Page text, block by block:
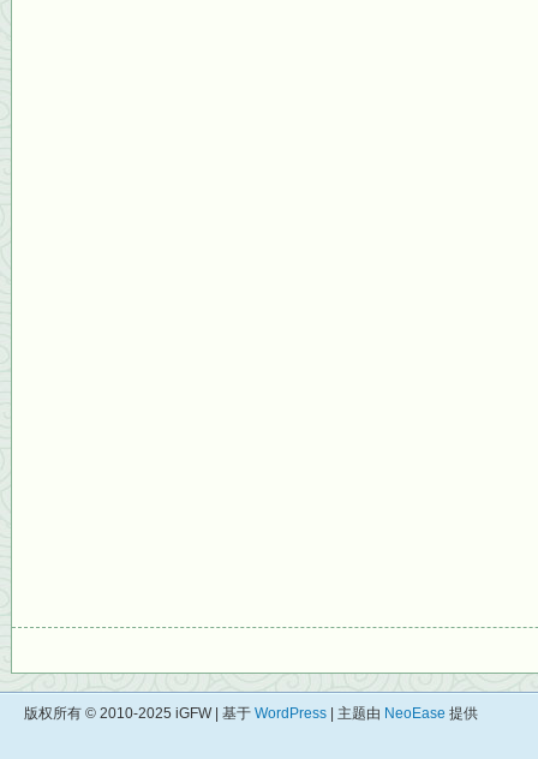
版权所有 © 2010-2025 iGFW | 基于 WordPress | 主题由 NeoEase 提供